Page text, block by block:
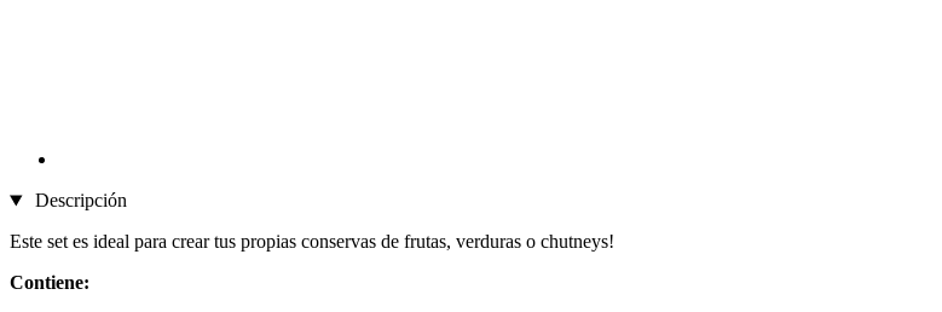
Descripción
Este set es ideal para crear tus propias conservas de frutas, verduras o chutneys!
Contiene: